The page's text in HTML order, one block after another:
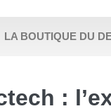
LA BOUTIQUE DU
: